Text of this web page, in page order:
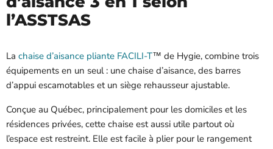
l’ASSTSAS
La chaise d’aisance pliante FACILI-T™ de Hygie, combine trois
équipements en un seul : une chaise d’aisance, des barres
d’appui escamotables et un siège rehausseur ajustable.
Conçue au Québec, principalement pour les domiciles et les
résidences privées, cette chaise est aussi utile partout où
l’espace est restreint. Elle est facile à plier pour le rangement